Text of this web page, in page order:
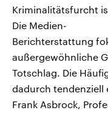
Kriminalitätsfurcht
Die Medien-
Berichterstattung
außergewöhnliche
Totschlag. Die
dadurch tendenziell
Frank Asbrock,